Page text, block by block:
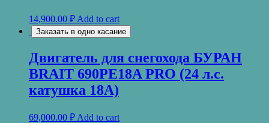
14,900.00 ₽ Add to cart
Заказать в одно касание
Двигатель для снегохода БУРАН
BRAIT 690PE18A PRO (24 л.с.
катушка 18А)
69,000.00 ₽ Add to cart